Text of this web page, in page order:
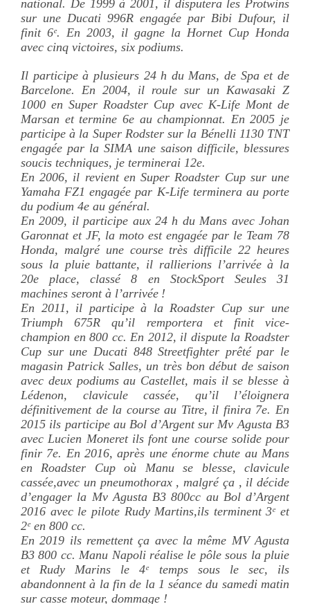
sur une Ducati 996R engagée par Bibi Dufour, il
finit 6ᵉ. En 2003, il gagne la Hornet Cup Honda
avec cinq victoires, six podiums.
Il participe à plusieurs 24 h du Mans, de Spa et de
Barcelone. En 2004, il roule sur un Kawasaki Z
1000 en Super Roadster Cup avec K-Life Mont de
Marsan et termine 6e au championnat. En 2005 je
participe à la Super Rodster sur la Bénelli 1130 TNT
engagée par la SIMA une saison difficile, blessures
soucis techniques, je terminerai 12e.
En 2006, il revient en Super Roadster Cup sur une
Yamaha FZ1 engagée par K-Life terminera au porte
du podium 4e au général.
En 2009, il participe aux 24 h du Mans avec Johan
Garonnat et JF, la moto est engagée par le Team 78
Honda, malgré une course très difficile 22 heures
sous la pluie battante, il rallierions l’arrivée à la
20e place, classé 8 en StockSport Seules 31
machines seront à l’arrivée !
En 2011, il participe à la Roadster Cup sur une
Triumph 675R qu’il remportera et finit vice-
champion en 800 cc. En 2012, il dispute la Roadster
Cup sur une Ducati 848 Streetfighter prêté par le
magasin Patrick Salles, un très bon début de saison
avec deux podiums au Castellet, mais il se blesse à
Lédenon, clavicule cassée, qu’il l’éloignera
définitivement de la course au Titre, il finira 7e. En
2015 ils participe au Bol d’Argent sur Mv Agusta B3
avec Lucien Moneret ils font une course solide pour
finir 7e. En 2016, après une énorme chute au Mans
en Roadster Cup où Manu se blesse, clavicule
cassée,avec un pneumothorax , malgré ça , il décide
d’engager la Mv Agusta B3 800cc au Bol d’Argent
2016 avec le pilote Rudy Martins,ils terminent 3ᵉ et
2ᵉ en 800 cc.
En 2019 ils remettent ça avec la même MV Agusta
B3 800 cc. Manu Napoli réalise le pôle sous la pluie
et Rudy Marins le 4ᵉ temps sous le sec, ils
abandonnent à la fin de la 1 séance du samedi matin
sur casse moteur, dommage !